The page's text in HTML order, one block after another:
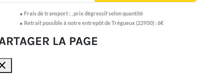
●Frais de transport : ,prix dégressif selon quantité
● Retrait possible à notre entrepôt de Trégueux (22950) : 6€
LA PAGE